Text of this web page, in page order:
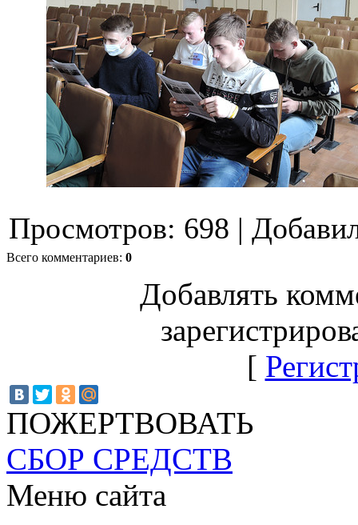
Просмотров: 698 |
Всего комментариев: 0
Добавлять
[
ПОЖЕРТВОВАТЬ
СБОР СРЕДСТВ
Меню сайта